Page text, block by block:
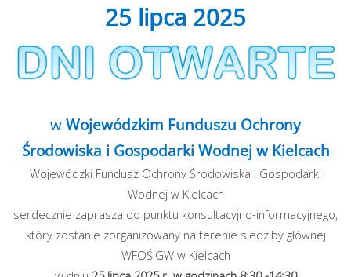
25 lipca 2025
w Wojewódzkim Funduszu Ochrony
Środowiska i Gospodarki Wodnej w Kielcach
Wojewódzki Fundusz Ochrony Środowiska i Gospodarki
Wodnej w Kielcach
serdecznie zaprasza do punktu konsultacyjno-informacyjnego,
który zostanie zorganizowany na terenie siedziby głównej
WFOŚiGW w Kielcach